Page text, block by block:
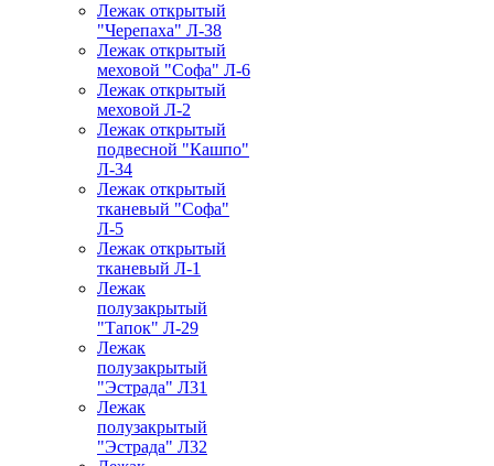
Лежак открытый
"Черепаха" Л-38
Лежак открытый
меховой "Софа" Л-6
Лежак открытый
меховой Л-2
Лежак открытый
подвесной "Кашпо"
Л-34
Лежак открытый
тканевый "Софа"
Л-5
Лежак открытый
тканевый Л-1
Лежак
полузакрытый
"Тапок" Л-29
Лежак
полузакрытый
"Эстрада" Л31
Лежак
полузакрытый
"Эстрада" Л32